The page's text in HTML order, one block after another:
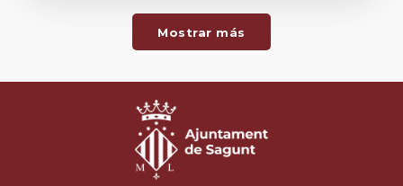
Mostrar más